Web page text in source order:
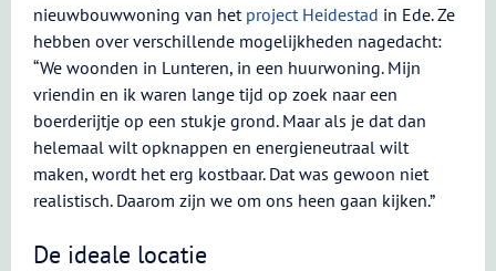
nieuwbouwwoning van het project Heidestad in Ede. Ze
hebben over verschillende mogelijkheden nagedacht:
“We woonden in Lunteren, in een huurwoning. Mijn
vriendin en ik waren lange tijd op zoek naar een
boerderijtje op een stukje grond. Maar als je dat dan
helemaal wilt opknappen en energieneutraal wilt
maken, wordt het erg kostbaar. Dat was gewoon niet
realistisch. Daarom zijn we om ons heen gaan kijken.”
De ideale locatie